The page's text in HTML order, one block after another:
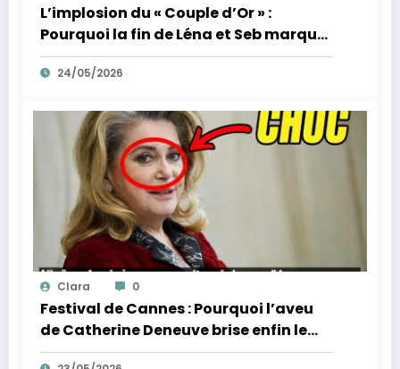
L’implosion du « Couple d’Or » :
Pourquoi la fin de Léna et Seb marque
la fin de l’innocence sur YouTube
24/05/2026
Clara 0
Festival de Cannes : Pourquoi l’aveu
de Catherine Deneuve brise enfin le
mythe de la Croisette